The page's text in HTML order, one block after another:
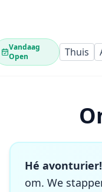
Vandaag
Open
Thuis
Hé avonturier!
om. We